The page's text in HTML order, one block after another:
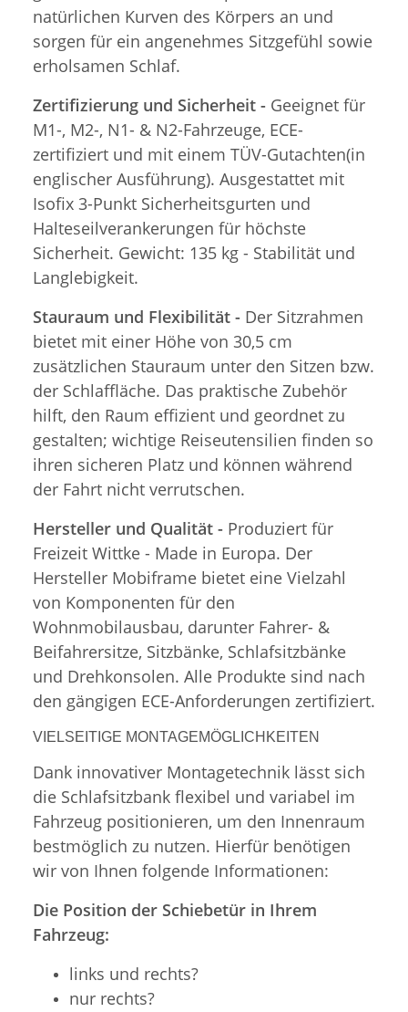
natürlichen Kurven des Körpers an und
sorgen für ein angenehmes Sitzgefühl sowie
erholsamen Schlaf.
Zertifizierung und Sicherheit - Geeignet für
M1-, M2-, N1- & N2-Fahrzeuge, ECE-
zertifiziert und mit einem TÜV-Gutachten(in
englischer Ausführung). Ausgestattet mit
Isofix 3-Punkt Sicherheitsgurten und
Halteseilverankerungen für höchste
Sicherheit. Gewicht: 135 kg - Stabilität und
Langlebigkeit.
Stauraum und Flexibilität - Der Sitzrahmen
bietet mit einer Höhe von 30,5 cm
zusätzlichen Stauraum unter den Sitzen bzw.
der Schlaffläche. Das praktische Zubehör
hilft, den Raum effizient und geordnet zu
gestalten; wichtige Reiseutensilien finden so
ihren sicheren Platz und können während
der Fahrt nicht verrutschen.
Hersteller und Qualität - Produziert für
Freizeit Wittke - Made in Europa. Der
Hersteller Mobiframe bietet eine Vielzahl
von Komponenten für den
Wohnmobilausbau, darunter Fahrer- &
Beifahrersitze, Sitzbänke, Schlafsitzbänke
und Drehkonsolen. Alle Produkte sind nach
den gängigen ECE-Anforderungen zertifiziert.
VIELSEITIGE MONTAGEMÖGLICHKEITEN
Dank innovativer Montagetechnik lässt sich
die Schlafsitzbank flexibel und variabel im
Fahrzeug positionieren, um den Innenraum
bestmöglich zu nutzen. Hierfür benötigen
wir von Ihnen folgende Informationen:
Die Position der Schiebetür in Ihrem
Fahrzeug:
links und rechts?
nur rechts?